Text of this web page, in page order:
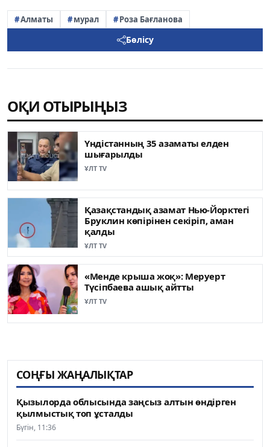
Алматы мурал Роза Бағланова
Бөлісу
ОҚИ ОТЫРЫҢЫЗ
Үндістанның 35 азаматы елден
шығарылды
ҰЛТ TV
Қазақстандық азамат Нью-Йорктегі
Бруклин көпірінен секіріп, аман
қалды
ҰЛТ TV
«Менде крыша жоқ»: Меруерт
Түсіпбаева ашық айтты
ҰЛТ TV
СОҢҒЫ ЖАҢАЛЫҚТАР
Қызылорда облысында заңсыз алтын өндірген
қылмыстық топ ұсталды
Бүгін, 11:36